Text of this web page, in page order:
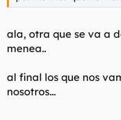
ala, otra que se va a
menea..
al final los que nos
nosotros...